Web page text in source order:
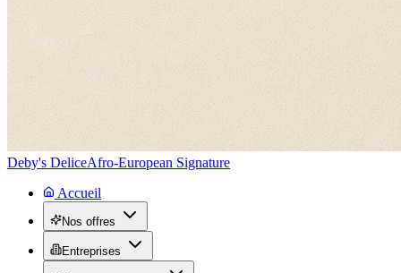
Deby's DeliceAfro-European Signature
Accueil
Nos offres
Entreprises